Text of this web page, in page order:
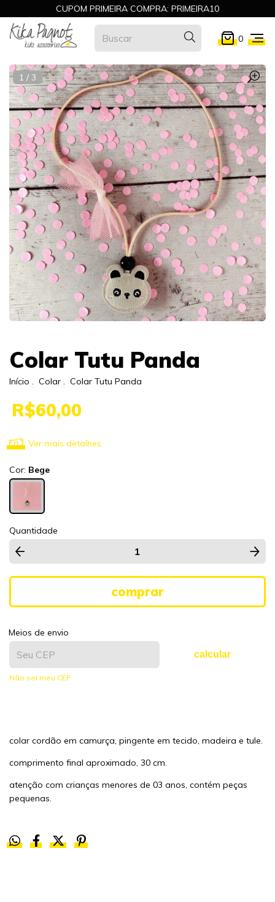
CUPOM PRIMEIRA COMPRA: PRIMEIRA10
0
Colar Tutu Panda
Início . Colar . Colar Tutu Panda
R$60,00
Ver mais detalhes
Cor: Bege
Quantidade
Meios de envio
calcular
Não sei meu CEP
colar cordão em camurça, pingente em tecido, madeira e tule.
comprimento final aproximado, 30 cm.
atenção com crianças menores de 03 anos, contém peças
pequenas.
1 / 3